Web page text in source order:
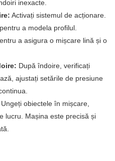
inexacte.
Activați sistemul de acționare.
a modela profilul.
a asigura o mișcare lină și o
După îndoire, verificați
ajustați setările de presiune
Ungeți obiectele în mișcare,
lucru. Mașina este precisă și